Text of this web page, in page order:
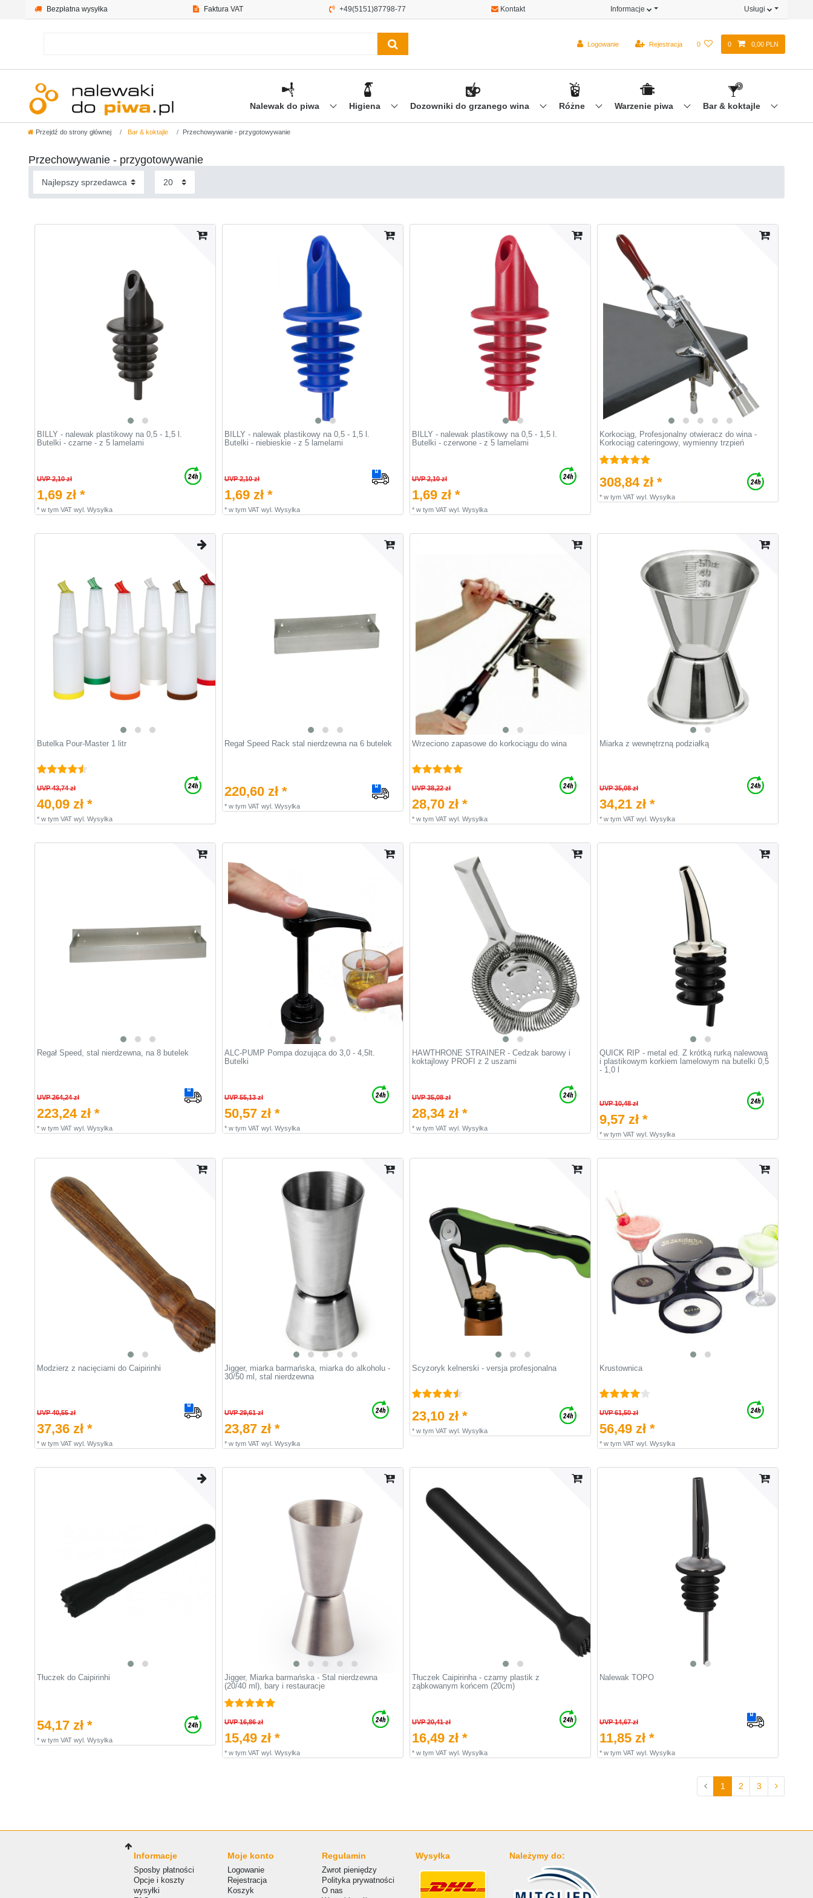
Bezpłatna wysyłka Faktura VAT +49(5151)87798-77 Kontakt Informacje Usługi
Logowanie Rejestracja 0 0 0,00 PLN
Nalewak do piwa Higiena Dozowniki do grzanego wina Różne Warzenie piwa Bar & koktajle
Przejdź do strony głównej Bar & koktajle Przechowywanie - przygotowywanie
Przechowywanie - przygotowywanie
BILLY - nalewak plastikowy na 0,5 - 1,5 l.
Butelki - czarne - z 5 lamelami
UVP 2,10 zł
1,69 zł *
* w tym VATwyl. Wysylka
BILLY - nalewak plastikowy na 0,5 - 1,5 l.
Butelki - niebieskie - z 5 lamelami
UVP 2,10 zł
1,69 zł *
* w tym VATwyl. Wysylka
BILLY - nalewak plastikowy na 0,5 - 1,5 l.
Butelki - czerwone - z 5 lamelami
UVP 2,10 zł
1,69 zł *
* w tym VATwyl. Wysylka
Korkociąg, Profesjonalny otwieracz do wina -
Korkociąg cateringowy, wymienny trzpień
308,84 zł *
* w tym VATwyl. Wysylka
Butelka Pour-Master 1 litr
UVP 43,74 zł
40,09 zł *
* w tym VATwyl. Wysylka
Regał Speed ​​Rack stal nierdzewna na 6 butelek
220,60 zł *
* w tym VATwyl. Wysylka
Wrzeciono zapasowe do korkociągu do wina
UVP 38,22 zł
28,70 zł *
* w tym VATwyl. Wysylka
Miarka z wewnętrzną podziałką
UVP 35,08 zł
34,21 zł *
* w tym VATwyl. Wysylka
Regał Speed, stal nierdzewna, na 8 butelek
UVP 264,24 zł
223,24 zł *
* w tym VATwyl. Wysylka
ALC-PUMP Pompa dozująca do 3,0 - 4,5lt.
Butelki
UVP 55,13 zł
50,57 zł *
* w tym VATwyl. Wysylka
HAWTHRONE STRAINER - Cedzak barowy i
koktajlowy PROFI z 2 uszami
UVP 35,08 zł
28,34 zł *
* w tym VATwyl. Wysylka
QUICK RIP - metal ed. Z krótką rurką nalewową
i plastikowym korkiem lamelowym na butelki 0,5
- 1,0 l
UVP 10,48 zł
9,57 zł *
* w tym VATwyl. Wysylka
Modzierz z nacięciami do Caipirinhi
UVP 40,55 zł
37,36 zł *
* w tym VATwyl. Wysylka
Jigger, miarka barmańska, miarka do alkoholu -
30/50 ml, stal nierdzewna
UVP 29,61 zł
23,87 zł *
* w tym VATwyl. Wysylka
Scyzoryk kelnerski - versja profesjonalna
23,10 zł *
* w tym VATwyl. Wysylka
Krustownica
UVP 61,50 zł
56,49 zł *
* w tym VATwyl. Wysylka
Tłuczek do Caipirinhi
54,17 zł *
* w tym VATwyl. Wysylka
Jigger, Miarka barmańska - Stal nierdzewna
(20/40 ml), bary i restauracje
UVP 16,86 zł
15,49 zł *
* w tym VATwyl. Wysylka
Tłuczek Caipirinha - czarny plastik z
ząbkowanym końcem (20cm)
UVP 20,41 zł
16,49 zł *
* w tym VATwyl. Wysylka
Nalewak TOPO
UVP 14,67 zł
11,85 zł *
* w tym VATwyl. Wysylka
1 2 3
Informacje
Sposby płatności
Opcje i koszty
wysyłki
Moje konto
Logowanie
Rejestracja
Koszyk
Regulamin
Zwrot pieniędzy
Polityka prywatności
O nas
Wysyłka Należymy do: